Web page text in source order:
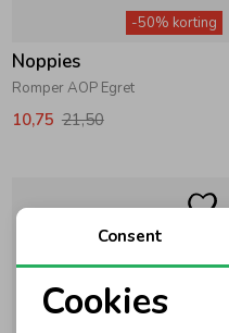
-50% korting
Noppies
Romper AOP Egret
10,75 21,50
Noodzakelijke cookies
Consent
Cookies